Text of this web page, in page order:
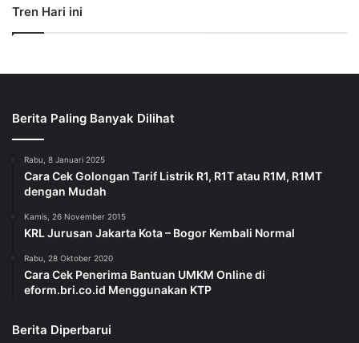
Tren Hari ini
Berita Paling Banyak Dilihat
Rabu, 8 Januari 2025
Cara Cek Golongan Tarif Listrik R1, R1T atau R1M, R1MT
dengan Mudah
Kamis, 26 November 2015
KRL Jurusan Jakarta Kota – Bogor Kembali Normal
Rabu, 28 Oktober 2020
Cara Cek Penerima Bantuan UMKM Online di
eform.bri.co.id Menggunakan KTP
Berita Diperbarui